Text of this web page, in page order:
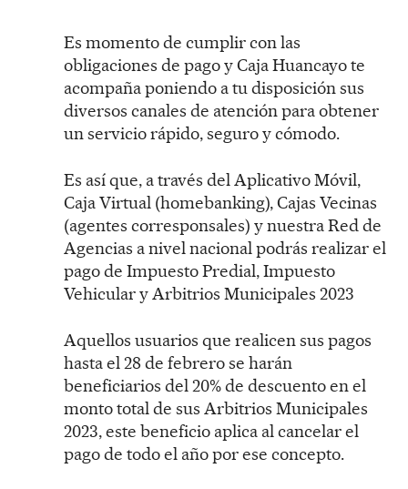
Es momento de cumplir con las
obligaciones de pago y Caja Huancayo te
acompaña poniendo a tu disposición sus
diversos canales de atención para obtener
un servicio rápido, seguro y cómodo.
Es así que, a través del Aplicativo Móvil,
Caja Virtual (homebanking), Cajas Vecinas
(agentes corresponsales) y nuestra Red de
Agencias a nivel nacional podrás realizar el
pago de Impuesto Predial, Impuesto
Vehicular y Arbitrios Municipales 2023
Aquellos usuarios que realicen sus pagos
hasta el 28 de febrero se harán
beneficiarios del 20% de descuento en el
monto total de sus Arbitrios Municipales
2023, este beneficio aplica al cancelar el
pago de todo el año por ese concepto.